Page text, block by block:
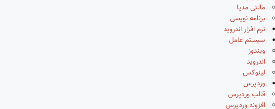
مالتی مدیا
برنامه نویسی
نرم افزار اندروید
سیستم عامل
ویندوز
اندروید
لینوکس
وردپرس
قالب وردپرس
افزونه وردپرس